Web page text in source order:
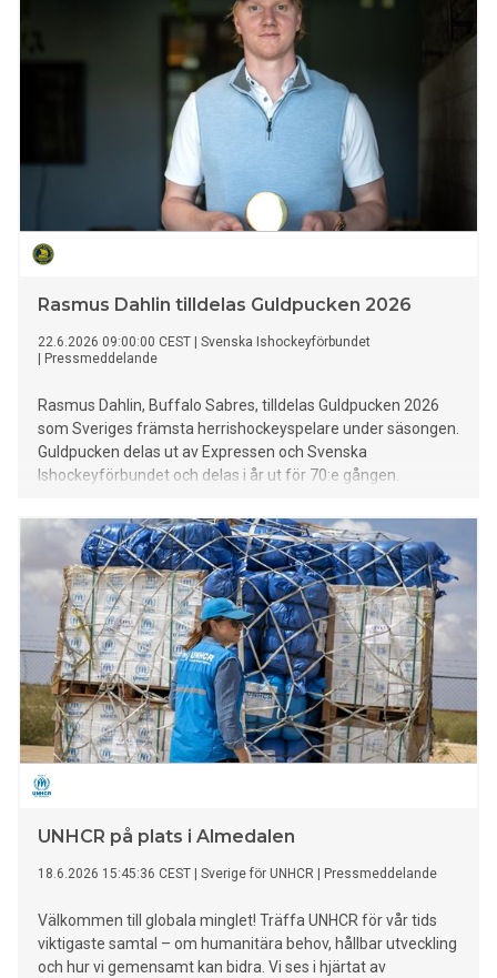
initiativet står bland andra Thomas Stenström, Cherrie, Erik
Lundin och Melissa Horn tillsammans med Greenpeace och
Rasmus Dahlin tilldelas Guldpucken 2026
22.6.2026 09:00:00 CEST
Svenska Ishockeyförbundet
Pressmeddelande
Rasmus Dahlin, Buffalo Sabres, tilldelas Guldpucken 2026
som Sveriges främsta herrishockeyspelare under säsongen.
Guldpucken delas ut av Expressen och Svenska
Ishockeyförbundet och delas i år ut för 70:e gången.
UNHCR på plats i Almedalen
18.6.2026 15:45:36 CEST Sverige för UNHCR Pressmeddelande
Välkommen till globala minglet! Träffa UNHCR för vår tids
viktigaste samtal – om humanitära behov, hållbar utveckling
och hur vi gemensamt kan bidra. Vi ses i hjärtat av